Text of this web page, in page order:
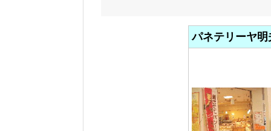
パネテリーヤ明